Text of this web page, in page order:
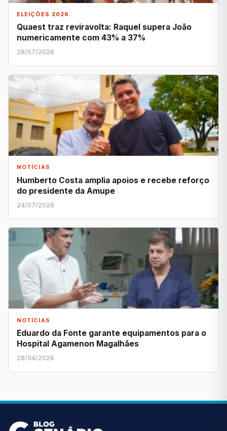
ELEIÇÕES 2026
Quaest traz reviravolta: Raquel supera João
numericamente com 43% a 37%
28/07/2026
NOTÍCIAS
Humberto Costa amplia apoios e recebe reforço
do presidente da Amupe
24/07/2026
NOTÍCIAS
Eduardo da Fonte garante equipamentos para o
Hospital Agamenon Magalhães
28/04/2026